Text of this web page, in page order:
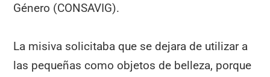
Género (CONSAVIG).
La misiva solicitaba que se dejara de utilizar a
las pequeñas como objetos de belleza, porque